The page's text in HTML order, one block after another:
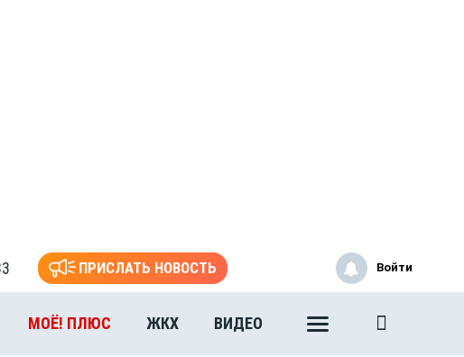
ПРИСЛАТЬ НОВОСТЬ
МОЁ! ПЛЮС ЖКХ ВИДЕО
Войти